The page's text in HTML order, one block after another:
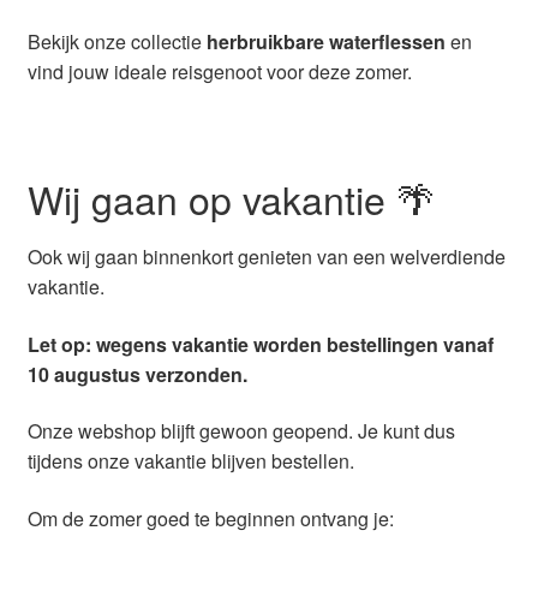
Bekijk onze collectie herbruikbare waterflessen en
vind jouw ideale reisgenoot voor deze zomer.
Wij gaan op vakantie 🌴
Ook wij gaan binnenkort genieten van een welverdiende
vakantie.
Let op: wegens vakantie worden bestellingen vanaf
10 augustus verzonden.
Onze webshop blijft gewoon geopend. Je kunt dus
tijdens onze vakantie blijven bestellen.
Om de zomer goed te beginnen ontvang je: